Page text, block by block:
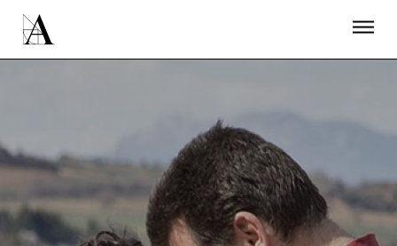
ÚNETE A LA ACADEMIA DE CINE
NEWSLETTER